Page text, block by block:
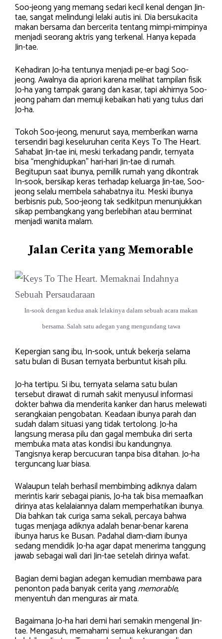
Soo-jeong yang memang sedari kecil kenal dengan Jin-
tae, sangat melindungi lelaki autis ini. Dia bersukacita
makan bersama dan bercerita tentang mimpi-mimpinya
menjadi seorang aktris yang terkenal. Hanya kepada
Jin-tae.
Kehadiran Jo-ha tentunya menjadi pe-er bagi Soo-
jeong. Awalnya dia apriori karena melihat tampilan fisik
Jo-ha yang tampak garang dan kasar, tapi akhirnya Soo-
jeong paham dan memuji kebaikan hati yang tulus dari
Jo-ha.
Tokoh Soo-jeong, menurut saya, memberikan warna
tersendiri bagi keseluruhan cerita Keys To The Heart.
Sahabat Jin-tae ini, meski terkadang pandir, ternyata
bisa “menghidupkan” hari-hari Jin-tae di rumah.
Begitupun saat ibunya, pemilik rumah yang dikontrak
In-sook, bersikap keras terhadap keluarga Jin-tae, Soo-
jeong selalu membela sahabatnya itu. Meski ibunya
berbisnis pub, Soo-jeong tak sedikitpun menunjukkan
sikap pembangkang yang berlebihan atau berminat
menjadi wanita malam.
Jalan Cerita yang Memorable
In-sook dengan kedua anak lelakinya dalam sebuah acara makan
bersama. Salah satu adegan yang mengundang tawa
Kepergian sang ibu, In-sook, untuk bekerja selama
satu bulan di Busan ternyata berbuntut kisah pilu.
Jo-ha tertipu. Si ibu, ternyata selama satu bulan
tersebut dirawat di rumah sakit menyusul informasi
dokter bahwa dia menderita kanker dan harus melewati
serangkaian pengobatan. Keadaan ibunya parah dan
sudah dalam situasi yang tidak tertolong. Jo-ha
langsung merasa pilu dan gagal membuka diri serta
membuka mata atas kondisi ibu kandungnya.
Tangisnya kerap bercucuran tanpa bisa ditahan. Jo-ha
terguncang luar biasa.
Walaupun telah berhasil membimbing adiknya dalam
merintis karir sebagai pianis, Jo-ha tak bisa memaafkan
dirinya atas kelalaiannya dalam memperhatikan ibunya.
Dia bahkan tak curiga sama sekali, percaya bahwa
tugas menjaga adiknya adalah benar-benar karena
ibunya harus ke Busan. Padahal diam-diam ibunya
sedang mendidik Jo-ha agar dapat menerima tanggung
jawab sebagai wali dari Jin-tae setelah dirinya wafat.
Bagian demi bagian adegan kemudian membawa para
penonton pada banyak cerita yang memorable,
menyentuh dan menguras air mata.
Bagaimana Jo-ha hari demi hari semakin mengenal Jin-
tae. Mengasuh, memahami semua kekurangan dan